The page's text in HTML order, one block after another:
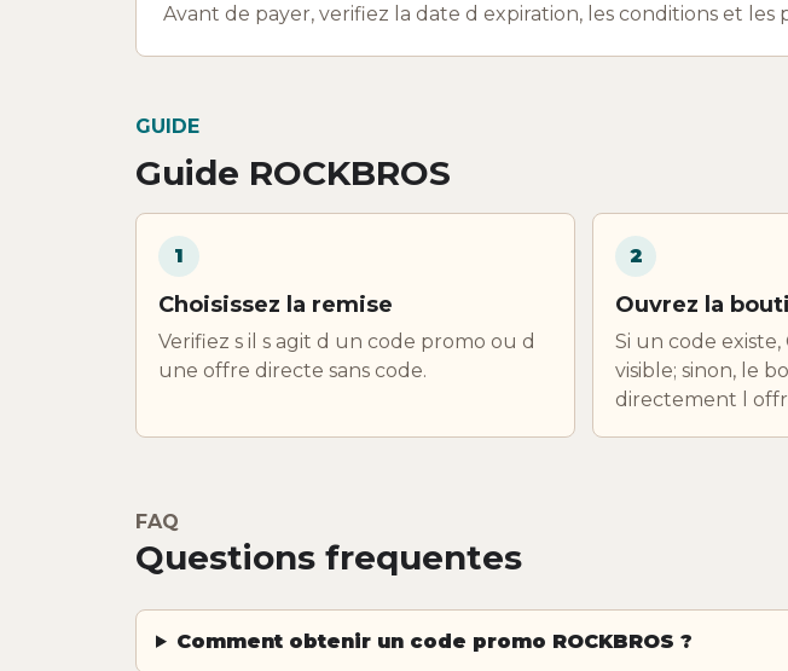
Avant de payer, verifiez la date d expiration, les conditions et
GUIDE
Guide ROCKBROS
1
Choisissez la remise
Verifiez s il s agit d un code promo ou d
une offre directe sans code.
2
Ouvrez la
Si un code
visible; sinon, le
directement l
FAQ
Questions frequentes
Comment obtenir un code promo ROCKBROS ?